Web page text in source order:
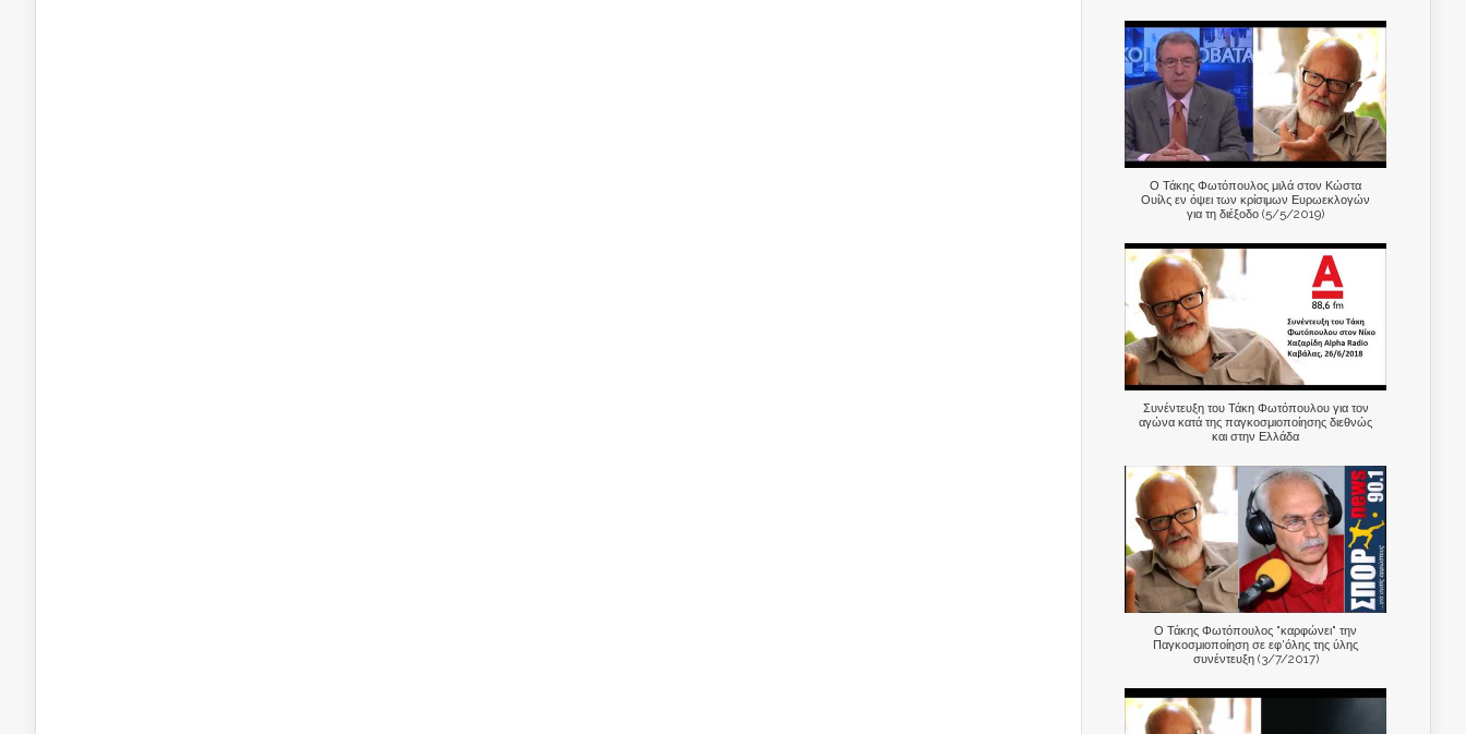
Ο Τάκης Φωτόπουλος μιλά στον Κώστα
Ουίλς εν όψει των κρίσιμων Ευρωεκλογών
για τη διέξοδο (5/5/2019)
Συνέντευξη του Τάκη Φωτόπουλου για τον
αγώνα κατά της παγκοσμιοποίησης διεθνώς
και στην Ελλάδα
Ο Τάκης Φωτόπουλος "καρφώνει" την
Παγκοσμιοποίηση σε εφ'όλης της ύλης
συνέντευξη (3/7/2017)